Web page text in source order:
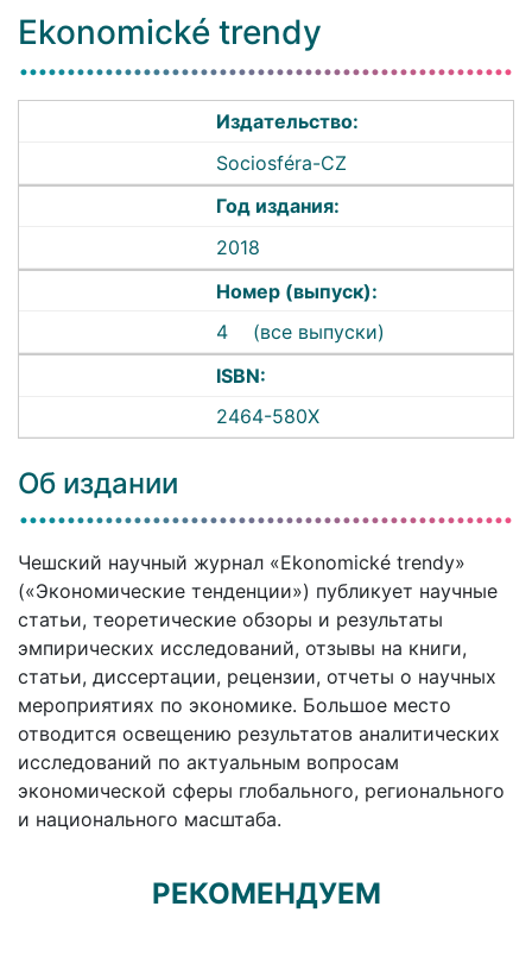
Ekonomické trendy
Издательство:
Sociosféra-CZ
Год издания:
2018
Номер (выпуск):
4
(все выпуски)
ISBN:
2464-580X
Об издании
Чешский научный журнал «Ekonomické trendy»
(«Экономические тенденции») публикует научные
статьи, теоретические обзоры и результаты
эмпирических исследований, отзывы на книги,
статьи, диссертации, рецензии, отчеты о научных
мероприятиях по экономике. Большое место
отводится освещению результатов аналитических
исследований по актуальным вопросам
экономической сферы глобального, регионального
и национального масштаба.
РЕКОМЕНДУЕМ